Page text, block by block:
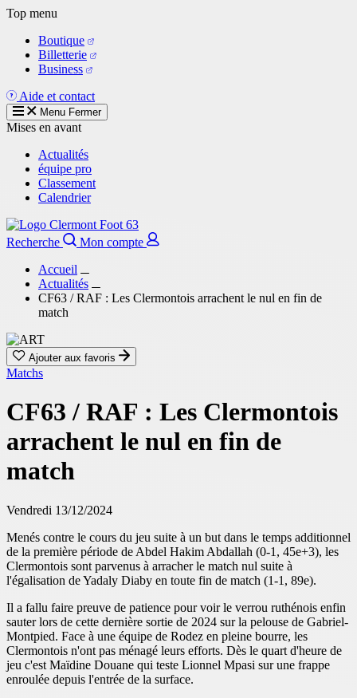
Aller
contenu
principal
Top menu
Boutique
Billetterie
Business
Aide et contact
Menu Fermer
Mises en avant
Actualités
équipe pro
Classement
Calendrier
Recherche
Mon compte
Accueil
Actualités
CF63 / RAF : Les Clermontois arrachent le nul en fin de
match
Ajouter aux favoris
Matchs
CF63 / RAF : Les Clermontois
arrachent le nul en fin de
match
Vendredi 13/12/2024
Menés contre le cours du jeu suite à un but dans le temps additionnel
de la première période de Abdel Hakim Abdallah (0-1, 45e+3), les
Clermontois sont parvenus à arracher le match nul suite à
l'égalisation de Yadaly Diaby en toute fin de match (1-1, 89e).
Il a fallu faire preuve de patience pour voir le verrou ruthénois enfin
sauter lors de cette dernière sortie de 2024 sur la pelouse de Gabriel-
Montpied. Face à une équipe de Rodez en pleine bourre, les
Clermontois n'ont pas ménagé leurs efforts. Dès le quart d'heure de
jeu c'est Maïdine Douane qui teste Lionnel Mpasi sur une frappe
enroulée depuis l'entrée de la surface.